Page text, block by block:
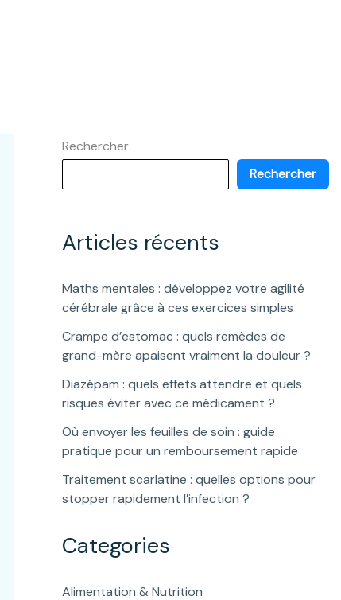
Rechercher
Rechercher
Articles récents
Maths mentales : développez votre agilité
cérébrale grâce à ces exercices simples
Crampe d’estomac : quels remèdes de
grand-mère apaisent vraiment la douleur ?
Diazépam : quels effets attendre et quels
risques éviter avec ce médicament ?
Où envoyer les feuilles de soin : guide
pratique pour un remboursement rapide
Traitement scarlatine : quelles options pour
stopper rapidement l’infection ?
Categories
Alimentation & Nutrition